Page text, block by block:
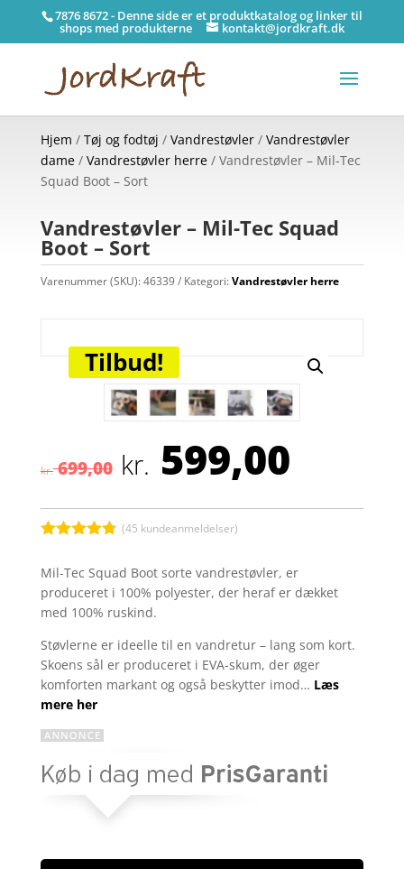
7876 8672 - Denne side er et produktkatalog og linker til
shops med produkterne kontakt@jordkraft.dk
Hjem / Tøj og fodtøj / Vandrestøvler/ Vandrestøvler
dame/ Vandrestøvler herre/ Vandrestøvler – Mil-Tec
Squad Boot – Sort
Vandrestøvler – Mil-Tec Squad
Boot – Sort
Varenummer (SKU):46339 Kategori:Vandrestøvler herre
Tilbud!
kr.699,00 Den
oprindelige
pris
var:
kr. 699,00.
kr. 599,00Den
pris
er:
ud af 5
baseret på
kundebedø
mmelser
(45 kundeanmeldelser)
Mil-Tec Squad Boot sorte vandrestøvler, er
produceret i 100% polyester, der heraf er dækket
med 100% ruskind.
Støvlerne er ideelle til en vandretur – lang som kort.
Skoens sål er produceret i EVA-skum, der øger
komforten markant og også beskytter imod… Læs
mere her